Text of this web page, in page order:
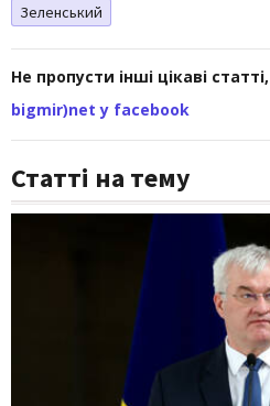
Зеленський
Не пропусти інші цікаві
bigmir)net у facebook
Статті на тему